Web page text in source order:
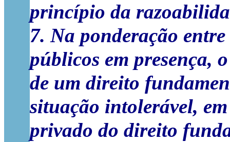
princípio da
7. Na ponderação
públicos em presença,
de um direito
situação intolerável,
privado do direito